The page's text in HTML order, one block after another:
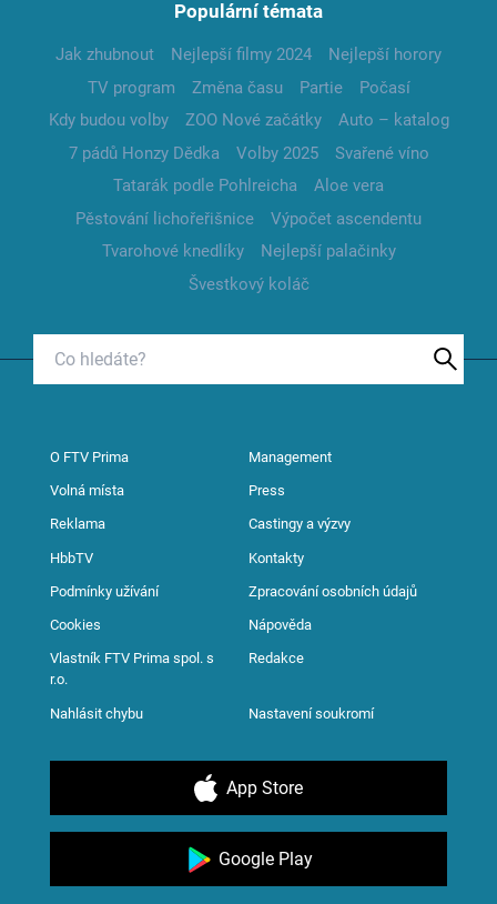
Populární témata
Jak zhubnout Nejlepší filmy 2024
Nejlepší horory
TV program
Změna času Partie
Počasí
Kdy budou volby
ZOO Nové začátky
Auto – katalog
7 pádů Honzy Dědka
Volby 2025
Svařené víno
Tatarák podle Pohlreicha
Aloe vera
Pěstování lichořeřišnice
Výpočet ascendentu
Tvarohové knedlíky
Nejlepší palačinky
Švestkový koláč
O FTV Prima Management
Volná místa Press
Reklama Castingy a výzvy
HbbTV Kontakty
Podmínky užívání Zpracování osobních údajů
Cookies Nápověda
Vlastník FTV Prima spol. s
r.o.
Redakce
Nahlásit chybu Nastavení soukromí
App Store
Google Play